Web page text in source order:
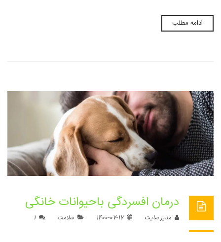
ادامه مطلب
درمان افسردگی باحیوانات خانگی
مدیر سایت 1400-07-17 سلامت